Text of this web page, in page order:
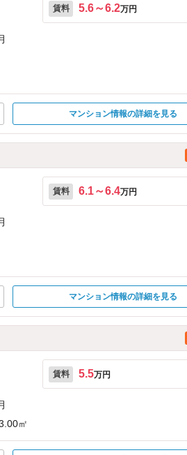
賃料 5.6～6.2万円
マンション情報の詳細を見る
賃料 6.1～6.4万円
マンション情報の詳細を見る
㎡
賃料 5.5万円